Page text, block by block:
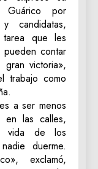
Guárico por
candidatas,
que les
contar
victoria»,
trabajo como
a ser menos
en las calles,
vida de los
duerme.
exclamó,